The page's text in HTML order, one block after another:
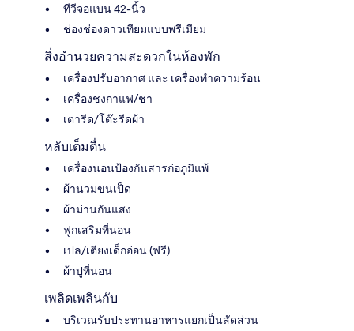
ทีวีจอแบน 42-นิ้ว
ช่องช่องดาวเทียมแบบพรีเมียม
สิ่งอำนวยความสะดวกในห้องพัก
เครื่องปรับอากาศ และ เครื่องทำความร้อน
เครื่องชงกาแฟ/ชา
เตารีด/โต๊ะรีดผ้า
หลับเต็มตื่น
เครื่องนอนป้องกันสารก่อภูมิแพ้
ผ้านวมขนเป็ด
ผ้าม่านกันแสง
ฟูกเสริมที่นอน
เปล/เตียงเด็กอ่อน (ฟรี)
ผ้าปูที่นอน
เพลิดเพลินกับ
บริเวณรับประทานอาหารแยกเป็นสัดส่วน